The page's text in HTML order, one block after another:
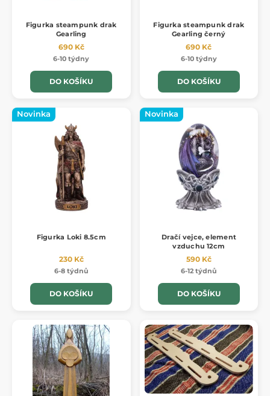
Figurka steampunk drak
Gearling
690 Kč
6-10 týdny
DO KOŠÍKU
Figurka steampunk drak
Gearling černý
690 Kč
6-10 týdny
DO KOŠÍKU
Novinka
Figurka Loki 8.5cm
230 Kč
6-8 týdnů
DO KOŠÍKU
Novinka
Dračí vejce, element
vzduchu 12cm
590 Kč
6-12 týdnů
DO KOŠÍKU